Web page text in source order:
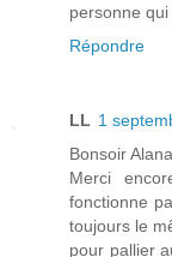
personne qui
Répondre
LL 1
Bonsoir Alana,
Merci
fonctionne
toujours le
pour pallier